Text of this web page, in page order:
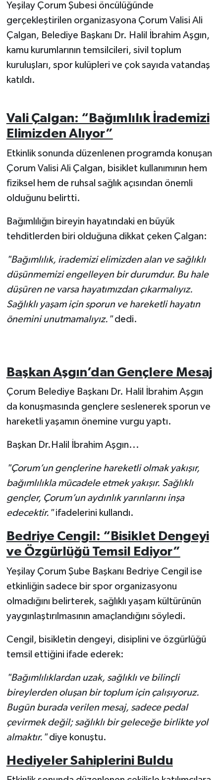
Yeşilay Çorum Şubesi öncülüğünde
gerçekleştirilen organizasyona Çorum Valisi Ali
Çalgan, Belediye Başkanı Dr. Halil İbrahim Aşgın,
kamu kurumlarının temsilcileri, sivil toplum
kuruluşları, spor kulüpleri ve çok sayıda vatandaş
katıldı.
Vali Çalgan: “Bağımlılık İrademizi
Elimizden Alıyor”
Etkinlik sonunda düzenlenen programda konuşan
Çorum Valisi Ali Çalgan, bisiklet kullanımının hem
fiziksel hem de ruhsal sağlık açısından önemli
olduğunu belirtti.
Bağımlılığın bireyin hayatındaki en büyük
tehditlerden biri olduğuna dikkat çeken Çalgan:
"Bağımlılık, irademizi elimizden alan ve sağlıklı
düşünmemizi engelleyen bir durumdur. Bu hale
düşüren ne varsa hayatımızdan çıkarmalıyız.
Sağlıklı yaşam için sporun ve hareketli hayatın
önemini unutmamalıyız."dedi.
Başkan Aşgın’dan Gençlere Mesaj
Çorum Belediye Başkanı Dr. Halil İbrahim Aşgın
da konuşmasında gençlere seslenerek sporun ve
hareketli yaşamın önemine vurgu yaptı.
Başkan Dr.Halil İbrahim Aşgın...
"Çorum’un gençlerine hareketli olmak yakışır,
bağımlılıkla mücadele etmek yakışır. Sağlıklı
gençler, Çorum’un aydınlık yarınlarını inşa
edecektir."ifadelerini kullandı.
Bedriye Cengil: “Bisiklet Dengeyi
ve Özgürlüğü Temsil Ediyor”
Yeşilay Çorum Şube Başkanı Bedriye Cengil ise
etkinliğin sadece bir spor organizasyonu
olmadığını belirterek, sağlıklı yaşam kültürünün
yaygınlaştırılmasının amaçlandığını söyledi.
Cengil, bisikletin dengeyi, disiplini ve özgürlüğü
temsil ettiğini ifade ederek:
"Bağımlılıklardan uzak, sağlıklı ve bilinçli
bireylerden oluşan bir toplum için çalışıyoruz.
Bugün burada verilen mesaj, sadece pedal
çevirmek değil; sağlıklı bir geleceğe birlikte yol
almaktır."diye konuştu.
Hediyeler Sahiplerini Buldu